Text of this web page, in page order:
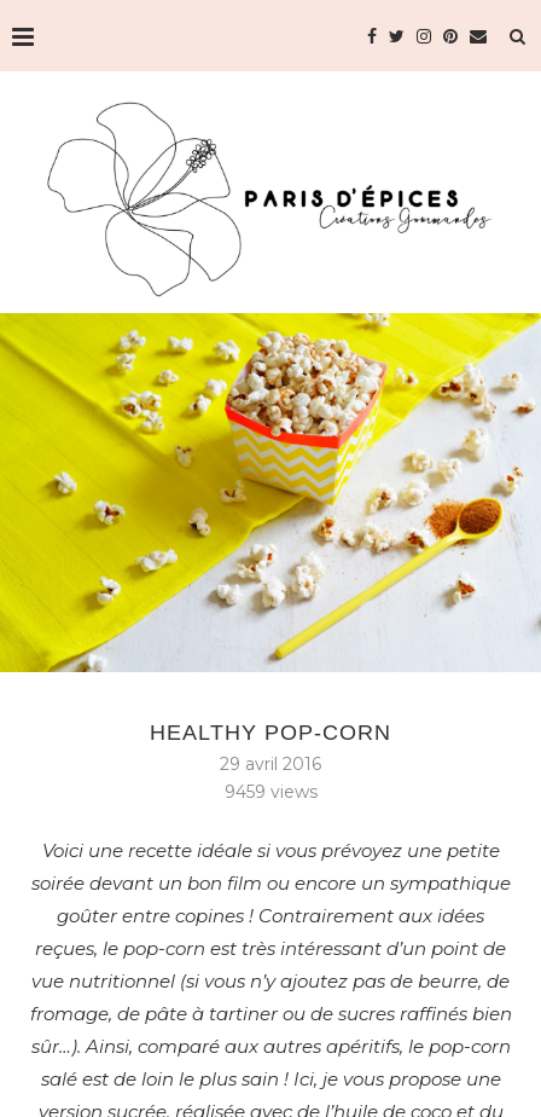
HEALTHY POP-CORN
29 avril 2016
9459 views
Voici une recette idéale si vous prévoyez une petite
soirée devant un bon film ou encore un sympathique
goûter entre copines ! Contrairement aux idées
reçues, le pop-corn est très intéressant d’un point de
vue nutritionnel (si vous n’y ajoutez pas de beurre, de
fromage, de pâte à tartiner ou de sucres raffinés bien
sûr…). Ainsi, comparé aux autres apéritifs, le pop-corn
salé est de loin le plus sain ! Ici, je vous propose une
version sucrée, réalisée avec de l’huile de coco et du